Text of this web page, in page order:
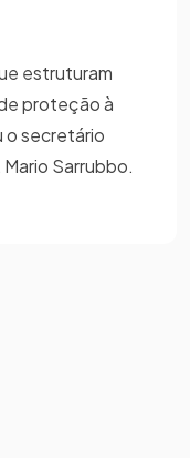
estruturam
proteção à
o secretário
Sarrubbo.